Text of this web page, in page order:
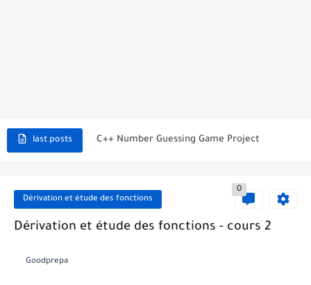
last posts C++ Number Guessing Game Project
C++ Simple Text Editor Project
Dérivation et étude des fonctions
0
Dérivation et étude des fonctions - cours 2
Goodprepa